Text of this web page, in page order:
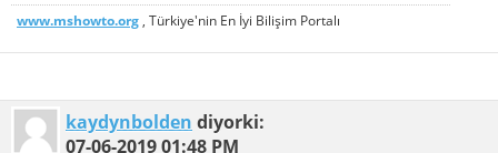
www.mshowto.org , Türkiye'nin En İyi Bilişim Portalı
kaydynbolden diyorki:
07-06-201901:48 PM